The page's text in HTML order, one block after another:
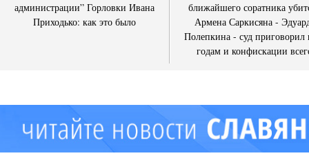
администрации” Горловки Ивана
Приходько: как это было
ближайшего соратника
Армена Саркисяна -
Полепкина - суд приговорил
годам и конфискации